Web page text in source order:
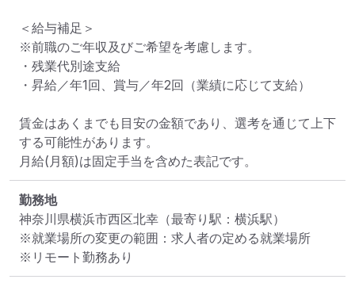
＜給与補足＞
※前職のご年収及びご希望を考慮します。
・残業代別途支給
・昇給／年1回、賞与／年2回（業績に応じて支給）
賃金はあくまでも目安の金額であり、選考を通じて上下
する可能性があります。
月給(月額)は固定手当を含めた表記です。
勤務地
神奈川県横浜市西区北幸 （最寄り駅：横浜駅）
※就業場所の変更の範囲：求人者の定める就業場所
※リモート勤務あり